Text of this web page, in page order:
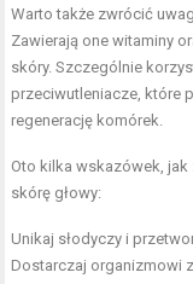
Warto także zwrócić
Zawierają one witaminy
skóry. Szczególnie
przeciwutleniacze, które
regenerację komórek.
Oto kilka wskazówek,
skórę głowy:
Unikaj słodyczy i
Dostarczaj organizmowi